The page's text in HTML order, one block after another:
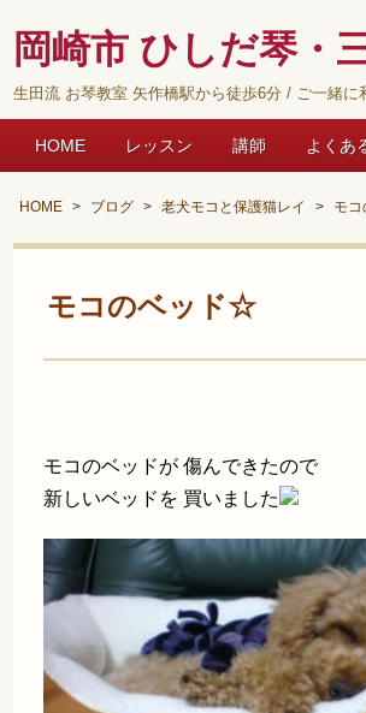
岡崎市 ひしだ琴・
生田流 お琴教室 矢作橋駅から徒歩6分 / ご一緒
HOME レッスン 講師 よくあ
HOME ブログ 老犬モコと保護猫レイ モ
モコのベッド☆
モコのベッドが 傷んできたので
新しいベッドを 買いました